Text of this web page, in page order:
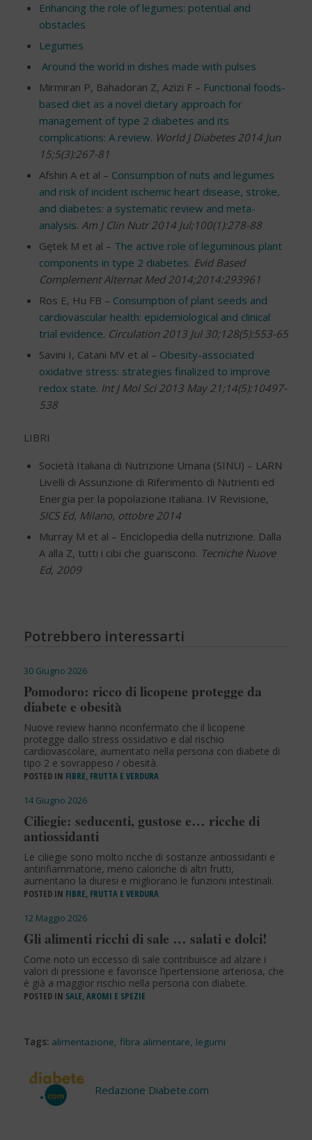
Enhancing the role of legumes: potential and
obstacles
Legumes
Around the world in dishes made with pulses
Mirmiran P, Bahadoran Z, Azizi F – Functional foods-
based diet as a novel dietary approach for
management of type 2 diabetes and its
complications: A review. World J Diabetes 2014 Jun
15;5(3):267-81
Afshin A et al – Consumption of nuts and legumes
and risk of incident ischemic heart disease, stroke,
and diabetes: a systematic review and meta-
analysis. Am J Clin Nutr 2014 Jul;100(1):278-88
Gętek M et al – The active role of leguminous plant
components in type 2 diabetes. Evid Based
Complement Alternat Med 2014;2014:293961
Ros E, Hu FB – Consumption of plant seeds and
cardiovascular health: epidemiological and clinical
trial evidence. Circulation 2013 Jul 30;128(5):553-65
Savini I, Catani MV et al – Obesity-associated
oxidative stress: strategies finalized to improve
redox state. Int J Mol Sci 2013 May 21;14(5):10497-
538
LIBRI
Società Italiana di Nutrizione Umana (SINU) – LARN
Livelli di Assunzione di Riferimento di Nutrienti ed
Energia per la popolazione italiana. IV Revisione,
SICS Ed, Milano, ottobre 2014
Murray M et al – Enciclopedia della nutrizione. Dalla
A alla Z, tutti i cibi che guariscono. Tecniche Nuove
Ed, 2009
Potrebbero interessarti
30 Giugno 2026
Pomodoro: ricco di licopene protegge da
diabete e obesità
Nuove review hanno riconfermato che il licopene
protegge dallo stress ossidativo e dal rischio
cardiovascolare, aumentato nella persona con diabete di
tipo 2 e sovrappeso / obesità.
POSTED IN FIBRE, FRUTTA E VERDURA
14 Giugno 2026
Ciliegie: seducenti, gustose e… ricche di
antiossidanti
Le ciliegie sono molto ricche di sostanze antiossidanti e
antinfiammatorie, meno caloriche di altri frutti,
aumentano la diuresi e migliorano le funzioni intestinali.
POSTED IN FIBRE, FRUTTA E VERDURA
12 Maggio 2026
Gli alimenti ricchi di sale … salati e dolci!
Come noto un eccesso di sale contribuisce ad alzare i
valori di pressione e favorisce l’ipertensione arteriosa, che
è già a maggior rischio nella persona con diabete.
POSTED IN SALE, AROMI E SPEZIE
Tags: alimentazione, fibra alimentare, legumi
Redazione Diabete.com